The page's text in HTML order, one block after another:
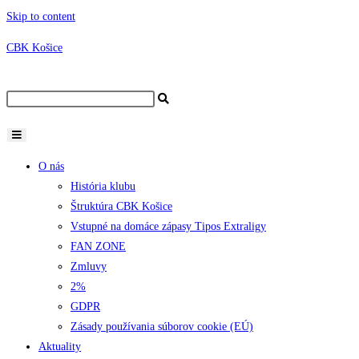
Skip to content
CBK Košice
O nás
História klubu
Štruktúra CBK Košice
Vstupné na domáce zápasy Tipos Extraligy
FAN ZONE
Zmluvy
2%
GDPR
Zásady používania súborov cookie (EÚ)
Aktuality